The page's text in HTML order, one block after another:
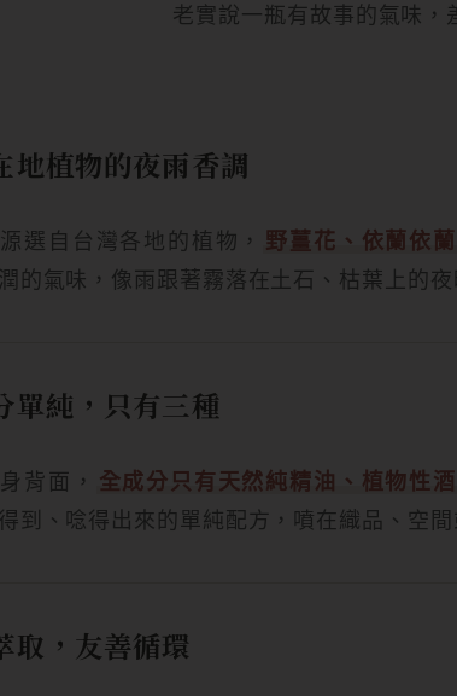
老實說一瓶有故事的氣味，
地植物的夜雨香調
選自台灣各地的植物，
野薑花、依蘭依
的氣味，像雨跟著霧落在土石、枯葉上的
單純，只有三種
背面，
全成分只有天然純精油、植物性
到、唸得出來的單純配方，噴在織品、空
取，友善循環